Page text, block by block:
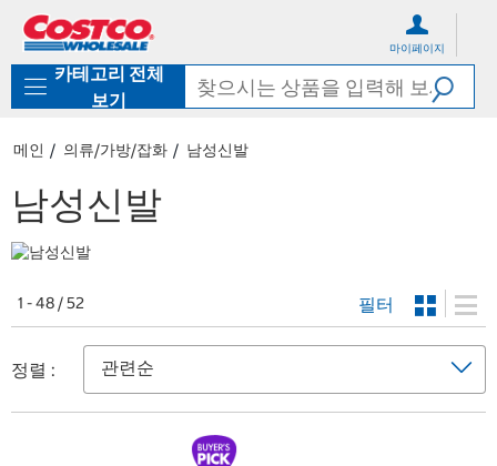
로
기
가
마이페이지
카테고리 전체
보기
메인 의류/가방/잡화 남성신발
남성신발
1 - 48 / 52 필터
정렬 :